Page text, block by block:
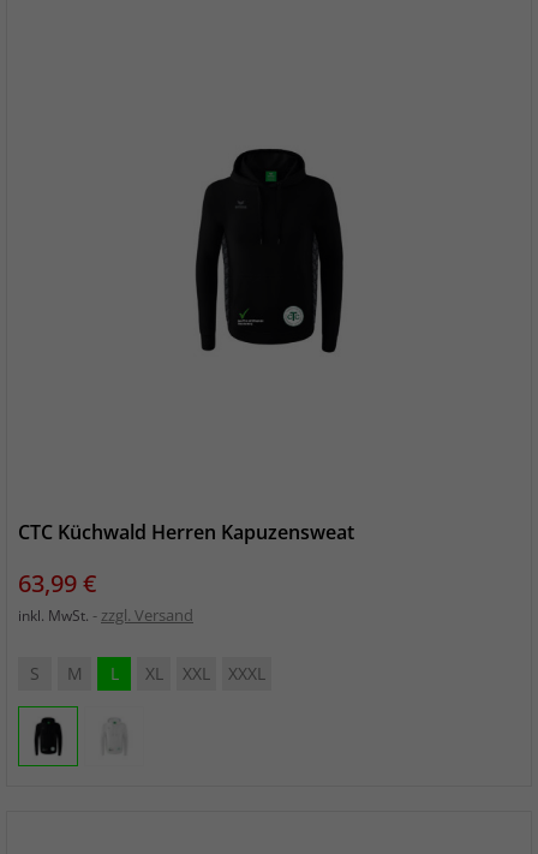
CTC Küchwald Herren Kapuzensweat
Preis
63,99 €
inkl. MwSt. zzgl. Versand
S M L XL XXL XXXL